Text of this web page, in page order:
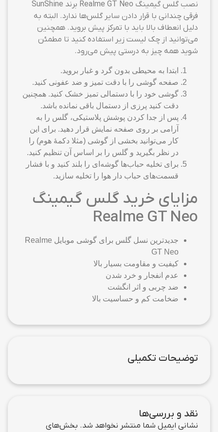
فرقی چندانی با قرار دادن سایر گلس‌ها ندارد. البته به
دلیل انعطاف بالا باید با تمرکز پیش بروید. همچنین
می‌توانید از چک لیست زیر استفاده کنید تا مطمئن
شوید همه چیز به درستی پیش می‌رود.
ابتدا به محیطی بدون گرد و غبار بروید.
صفحه گوشی را با دقت تمیز و ضد عفونی کنید.
گوشی خود را با دستمالی تمیز خشک کنید. همچنین
دقت کنید پرزی از دستمال باقی نمانده باشد.
پس از جدا کردن پوشش پلاستیکی، گلس را به
آرامی بر روی صفحه نمایش قرار دهید. برای این
کار می‌توانید بخشی از گوشی (مثلا دکمهٔ هوم) را
در نظر بگیرید و گلس را بر اساس آن تنظیم کنید.
برای تخلیه حباب‌ها گوشه‌ای را بلند کنید و با فشار
قسمت‌های حباب دار هوا را تخلیه سازید.
مزایای خرید گلس گیمینگ
Realme GT Neo
جدیدترین نسل گلس برای گوشی موبایل Realme
GT Neo
کیفیت و مقاومت بسیار بالا
عدم انفجار و خرد شدن
ضد چربی و اثر انگشت
ضخامت کم و حساسیت بالا
توضیحات تکمیلی
نقد و بررسی‌ها
نشانی ایمیل شما منتشر نخواهد شد. بخش‌های